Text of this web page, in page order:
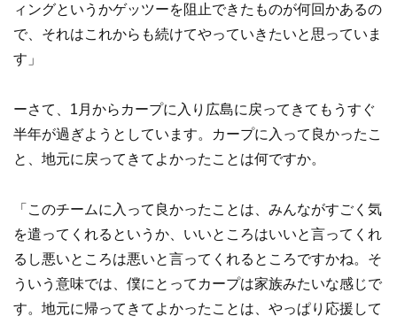
ィングというかゲッツーを阻止できたものが何回かあるの
で、それはこれからも続けてやっていきたいと思っていま
す」
ーさて、1月からカープに入り広島に戻ってきてもうすぐ
半年が過ぎようとしています。カープに入って良かったこ
と、地元に戻ってきてよかったことは何ですか。
「このチームに入って良かったことは、みんながすごく気
を遣ってくれるというか、いいところはいいと言ってくれ
るし悪いところは悪いと言ってくれるところですかね。そ
ういう意味では、僕にとってカープは家族みたいな感じで
す。地元に帰ってきてよかったことは、やっぱり応援して